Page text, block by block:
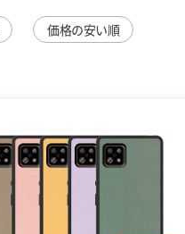
価格の安い順